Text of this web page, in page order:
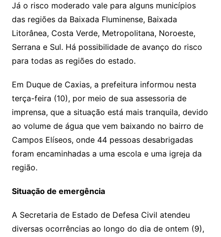
Já o risco moderado vale para alguns municípios
das regiões da Baixada Fluminense, Baixada
Litorânea, Costa Verde, Metropolitana, Noroeste,
Serrana e Sul. Há possibilidade de avanço do risco
para todas as regiões do estado.
Em Duque de Caxias, a prefeitura informou nesta
terça-feira (10), por meio de sua assessoria de
imprensa, que a situação está mais tranquila, devido
ao volume de água que vem baixando no bairro de
Campos Elíseos, onde 44 pessoas desabrigadas
foram encaminhadas a uma escola e uma igreja da
região.
Situação de emergência
A Secretaria de Estado de Defesa Civil atendeu
diversas ocorrências ao longo do dia de ontem (9),